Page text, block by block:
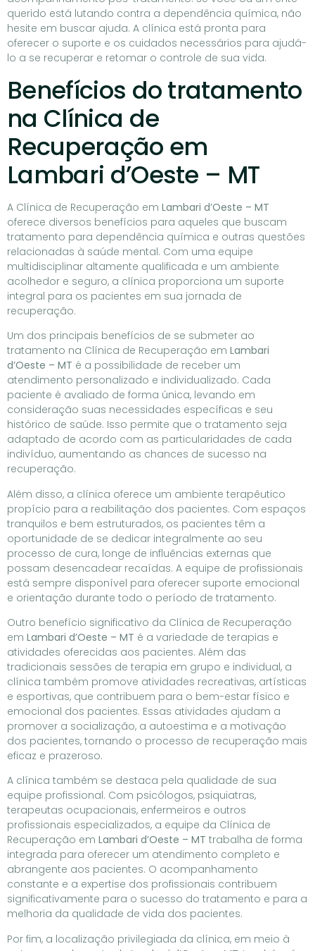
querido está lutando contra a dependência química, não
hesite em buscar ajuda. A clínica está pronta para
oferecer o suporte e os cuidados necessários para ajudá-
lo a se recuperar e retomar o controle de sua vida.
Benefícios do tratamento
na Clínica de
Recuperação em
Lambari d’Oeste – MT
A Clínica de Recuperação em Lambari d’Oeste – MT
oferece diversos benefícios para aqueles que buscam
tratamento para dependência química e outras questões
relacionadas à saúde mental. Com uma equipe
multidisciplinar altamente qualificada e um ambiente
acolhedor e seguro, a clínica proporciona um suporte
integral para os pacientes em sua jornada de
recuperação.
Um dos principais benefícios de se submeter ao
tratamento na Clínica de Recuperação em Lambari
d’Oeste – MT é a possibilidade de receber um
atendimento personalizado e individualizado. Cada
paciente é avaliado de forma única, levando em
consideração suas necessidades específicas e seu
histórico de saúde. Isso permite que o tratamento seja
adaptado de acordo com as particularidades de cada
indivíduo, aumentando as chances de sucesso na
recuperação.
Além disso, a clínica oferece um ambiente terapêutico
propício para a reabilitação dos pacientes. Com espaços
tranquilos e bem estruturados, os pacientes têm a
oportunidade de se dedicar integralmente ao seu
processo de cura, longe de influências externas que
possam desencadear recaídas. A equipe de profissionais
está sempre disponível para oferecer suporte emocional
e orientação durante todo o período de tratamento.
Outro benefício significativo da Clínica de Recuperação
em Lambari d’Oeste – MT é a variedade de terapias e
atividades oferecidas aos pacientes. Além das
tradicionais sessões de terapia em grupo e individual, a
clínica também promove atividades recreativas, artísticas
e esportivas, que contribuem para o bem-estar físico e
emocional dos pacientes. Essas atividades ajudam a
promover a socialização, a autoestima e a motivação
dos pacientes, tornando o processo de recuperação mais
eficaz e prazeroso.
A clínica também se destaca pela qualidade de sua
equipe profissional. Com psicólogos, psiquiatras,
terapeutas ocupacionais, enfermeiros e outros
profissionais especializados, a equipe da Clínica de
Recuperação em Lambari d’Oeste – MT trabalha de forma
integrada para oferecer um atendimento completo e
abrangente aos pacientes. O acompanhamento
constante e a expertise dos profissionais contribuem
significativamente para o sucesso do tratamento e para a
melhoria da qualidade de vida dos pacientes.
Por fim, a localização privilegiada da clínica, em meio à